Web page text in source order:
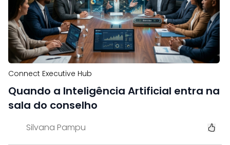
Connect Executive Hub
Quando a Inteligência Artificial entra na
sala do conselho
Silvana Pampu